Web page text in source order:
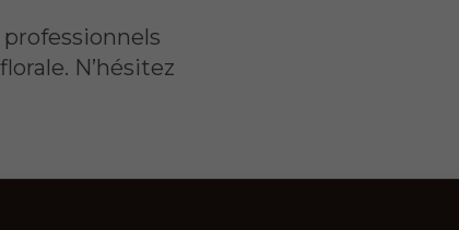
professionnels
N’hésitez